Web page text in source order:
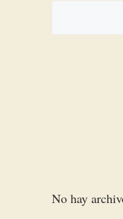
No hay